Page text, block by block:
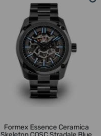
Formex Essence Ceramica